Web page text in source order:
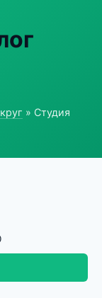
» Студия